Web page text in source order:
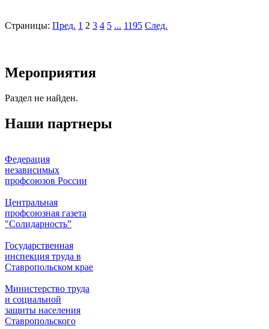
Страницы: Пред. 1 2 3 4 5 ... 1195 След.
Мероприятия
Раздел не найден.
Наши партнеры
Федерация
независимых
профсоюзов России
Центральная
профсоюзная газета
"Солидарность”
Государственная
инспекция труда в
Ставропольском крае
Министерство труда
и социальной
защиты населения
Ставропольского